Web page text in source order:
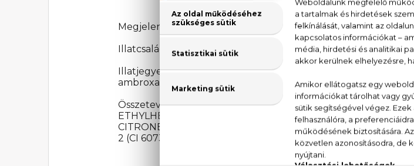
Megjelenési év: 2020
Illatcsalád: Virágos-gyümölcsös
Illatjegyek: körte, bergamott, fekete ribizli, frézia,
ambroxan
Összetevők: ALCOHOL DENAT., FRAGRANCE/PARFUM,
ETHYLHEXYL SALICYLATE, BUTYL
CITRONELLOL, COUMARIN, GERANIOL,
2 (CI 60730).